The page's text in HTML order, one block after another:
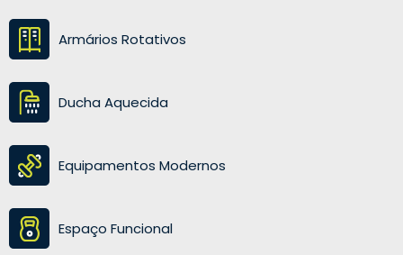
Armários Rotativos
Ducha Aquecida
Equipamentos Modernos
Espaço Funcional